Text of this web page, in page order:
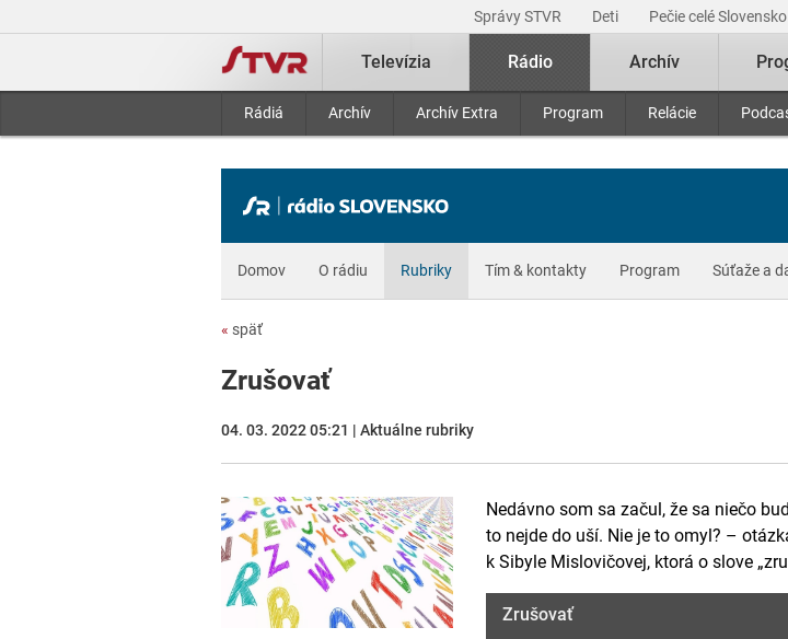
Správy STVR Deti Pečie celé Slovensko
Televízia Rádio
Rádiá Archív Archív Extra Program Relácie
Archív
Domov O rádiu Rubriky Tím & kontakty Program Súťaže a
« späť
Zrušovať
04. 03. 2022 05:21 | Aktuálne rubriky
Nedávno som sa začul, že sa niečo
to nejde do uší. Nie je to omyl? –
k Sibyle Mislovičovej, ktorá o slove
Zrušovať